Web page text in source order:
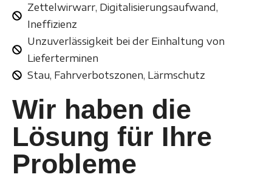
Zettelwirwarr, Digitalisierungsaufwand,
Ineffizienz
Unzuverlässigkeit bei der Einhaltung von
Lieferterminen
Stau, Fahrverbotszonen, Lärmschutz
Wir haben die
Lösung für Ihre
Probleme